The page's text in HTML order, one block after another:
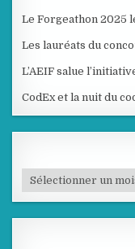
Le Forgeathon 2025
Les lauréats du
L’AEIF salue
CodEx et la nuit du
Archives